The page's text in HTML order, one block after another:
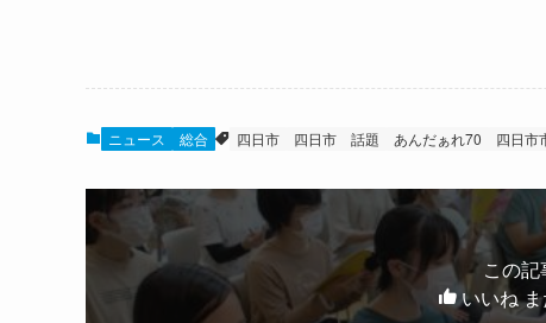
ニュース 総合 四日市 四日市 話題 あんだぁれ70 四日市
この
いいね